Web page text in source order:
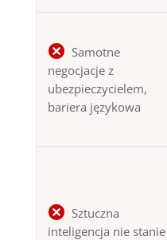
Samotne
negocjacje z
ubezpieczycielem,
bariera językowa
Sztuczna
inteligencja nie stanie